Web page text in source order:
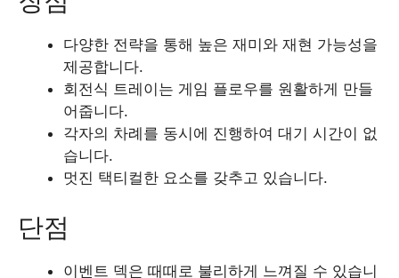
다양한 전략을 통해 높은 재미와 재현 가능성을
제공합니다.
회전식 트레이는 게임 플로우를 원활하게 만들
어줍니다.
각자의 차례를 동시에 진행하여 대기 시간이 없
습니다.
멋진 택티컬한 요소를 갖추고 있습니다.
단점
이벤트 덱은 때때로 불리하게 느껴질 수 있습니